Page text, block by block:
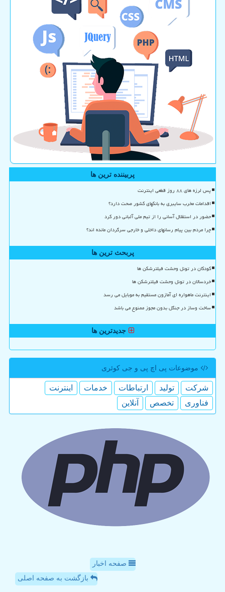
پربیننده ترین ها
پس لرزه های ۸۸ روز قطعی اینترنت
اقدامات مخرب سایبری به بانکهای کشور صحت دارد؟
حضور در استقلال آسانی را از تیم ملی آلبانی دور کرد
چرا مردم بین پیام رسانهای داخلی و خارجی سرگردان مانده اند؟
پربحث ترین ها
کودکان در تونل وحشت فیلترشکن ها
خردسالان در تونل وحشت فیلترشکن ها
اینترنت ماهواره ای آمازون مستقیم به موبایل می رسد
ساخت وساز در جنگل بدون مجوز ممنوع می باشد
جدیدترین ها
موضوعات پی اچ پی و جی كوئری
شركت تولید ارتباطات خدمات
اینترنت
فناوری
تخصص آنلاین
صفحه اخبار
بازگشت به صفحه اصلی